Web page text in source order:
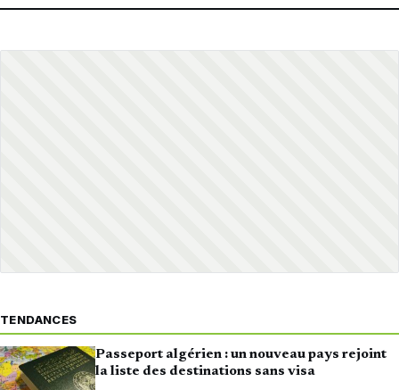
TENDANCES
Passeport algérien : un nouveau pays rejoint
la liste des destinations sans visa